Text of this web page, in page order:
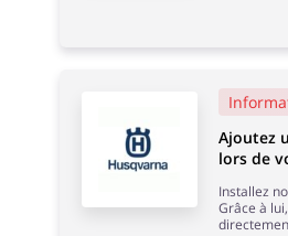
Ajoutez
lors de
Installez
Grâce à